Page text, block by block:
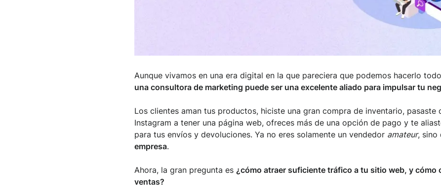
Aunque vivamos en una era digital en la que pareciera que podemos hacerlo
una consultora de marketing puede ser una excelente aliado para impulsar tu
Los clientes aman tus productos, hiciste una gran compra de inventario, pasaste
Instagram a tener una página web, ofreces más de una opción de pago y te
para tus envíos y devoluciones. Ya no eres solamente un vendedor amateur, sino
empresa.
Ahora, la gran pregunta es ¿cómo atraer suficiente tráfico a tu sitio web, y cómo
ventas?